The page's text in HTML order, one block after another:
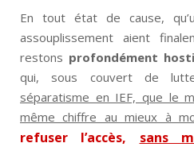
En tout état de cause,
assouplissement aient
restons profondément
qui, sous couvert de
séparatisme en IEF, que le
même chiffre au mieux à
refuser l’accès, sans